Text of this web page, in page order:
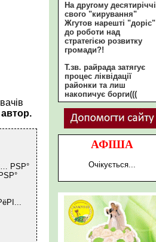
На другому десятиріччі
свого "кирування"
Жгутов нарешті "доріс"
до роботи над
стратегією розвитку
громади?!
Т.зв. райрада затягує
процес ліквідації
районки та лиш
накопичує борги(((
АФІША
Очікується...
автор.
РЅР°